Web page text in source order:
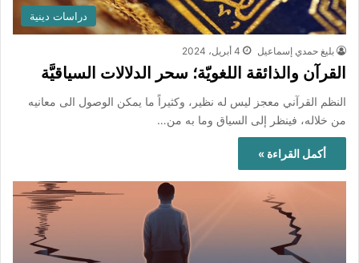
دراسات دينية
بليغ حمدي إسماعيل 4 أبريل، 2024
القرآن والذائقة اللغويّة؛ سحر الدلالات السياقيَّة
النظم القرآني معجز ليس له نظير، وكثيراً ما يمكن الوصول الى معانيه
من خلاله، فينظر إلى السياق وما به من…
أكمل القراءة »